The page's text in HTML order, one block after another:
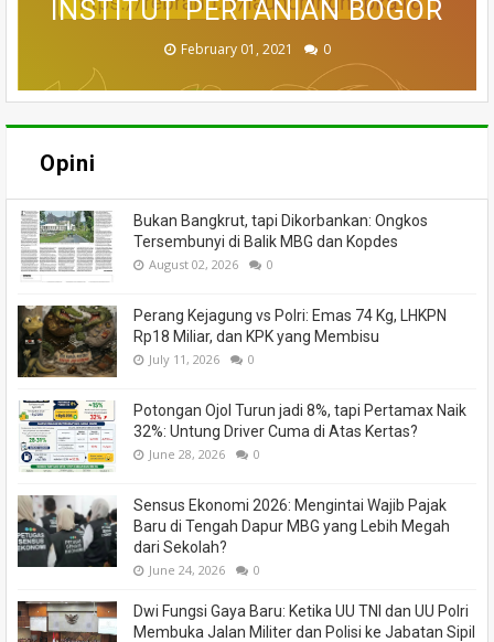
PENGELOLAAN HUTAN
June 13, 2024 0
VIDEOGRAFI HAPKA 2021
September 17, 2021 0
INSTITUT PERTANIAN BOGOR
February 01, 2021 0
PERHUTANAN SOSIAL
August 06, 2020 0
LESTARI
July 27, 2020 0
DAYA ALAM
July 02, 2020 0
KARHUTLA
June 18, 2020 0
LAHAN GAMBUT
June 16, 2020 0
Opini
Bukan Bangkrut, tapi Dikorbankan: Ongkos
Tersembunyi di Balik MBG dan Kopdes
August 02, 2026 0
Perang Kejagung vs Polri: Emas 74 Kg, LHKPN
Rp18 Miliar, dan KPK yang Membisu
July 11, 2026 0
Potongan Ojol Turun jadi 8%, tapi Pertamax Naik
32%: Untung Driver Cuma di Atas Kertas?
June 28, 2026 0
Sensus Ekonomi 2026: Mengintai Wajib Pajak
Baru di Tengah Dapur MBG yang Lebih Megah
dari Sekolah?
June 24, 2026 0
Dwi Fungsi Gaya Baru: Ketika UU TNI dan UU Polri
Membuka Jalan Militer dan Polisi ke Jabatan Sipil